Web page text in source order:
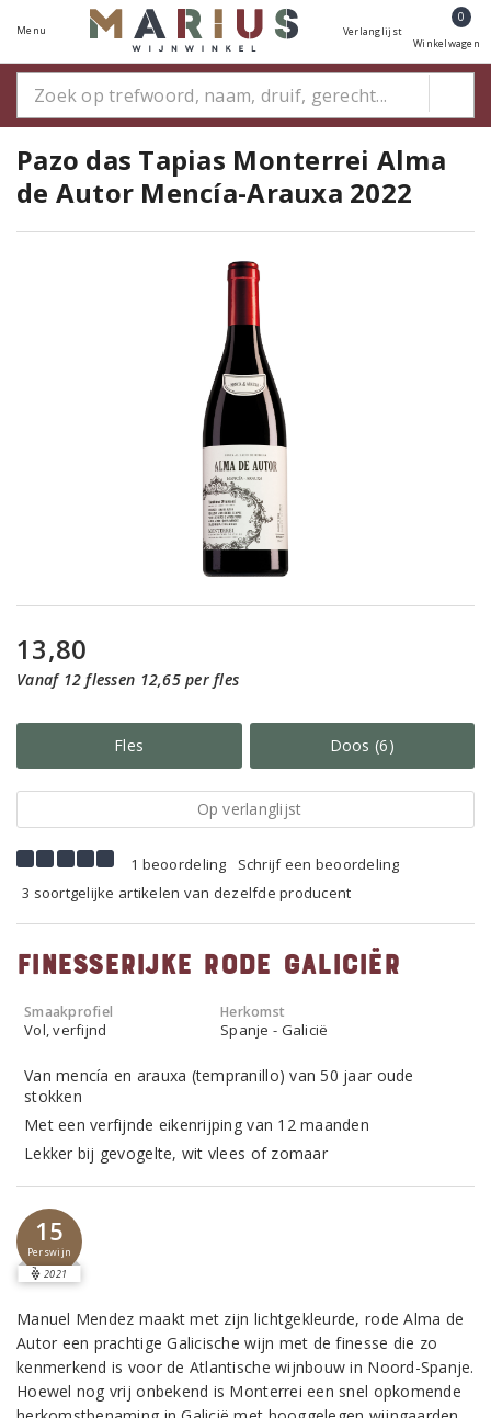
Menu Verlanglijst
0
Winkelwagen
Pazo das Tapias Monterrei Alma
de Autor Mencía-Arauxa 2022
13,80
Vanaf 12 flessen 12,65 per fles
Fles Doos (6)
Op verlanglijst
1 beoordeling
Schrijf een beoordeling
3 soortgelijke artikelen van dezelfde producent
Finesserijke rode Galiciër
Smaakprofiel
Vol, verfijnd
Herkomst
Spanje - Galicië
Van mencía en arauxa (tempranillo) van 50 jaar oude
stokken
Met een verfijnde eikenrijping van 12 maanden
Lekker bij gevogelte, wit vlees of zomaar
15
Perswijn
2021
Manuel Mendez maakt met zijn lichtgekleurde, rode Alma de
Autor een prachtige Galicische wijn met de finesse die zo
kenmerkend is voor de Atlantische wijnbouw in Noord-Spanje.
Hoewel nog vrij onbekend is Monterrei een snel opkomende